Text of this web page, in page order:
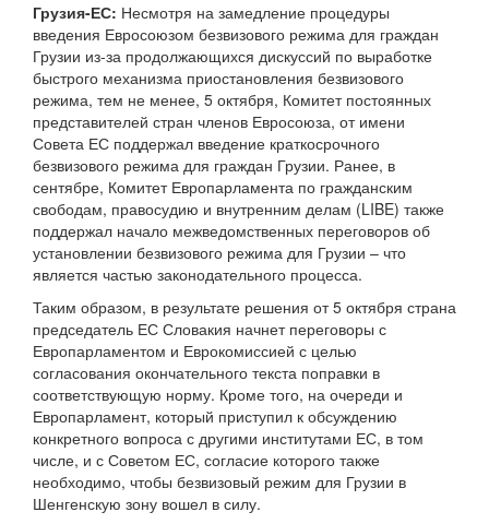
Грузия-ЕС: Несмотря на замедление процедуры
введения Евросоюзом безвизового режима для граждан
Грузии из-за продолжающихся дискуссий по выработке
быстрого механизма приостановления безвизового
режима, тем не менее, 5 октября, Комитет постоянных
представителей стран членов Евросоюза, от имени
Совета ЕС поддержал введение краткосрочного
безвизового режима для граждан Грузии. Ранее, в
сентябре, Комитет Европарламента по гражданским
свободам, правосудию и внутренним делам (LIBE) также
поддержал начало межведомственных переговоров об
установлении безвизового режима для Грузии – что
является частью законодательного процесса.
Таким образом, в результате решения от 5 октября страна
председатель ЕС Словакия начнет переговоры с
Европарламентом и Еврокомиссией с целью
согласования окончательного текста поправки в
соответствующую норму. Кроме того, на очереди и
Европарламент, который приступил к обсуждению
конкретного вопроса с другими институтами ЕС, в том
числе, и с Советом ЕС, согласие которого также
необходимо, чтобы безвизовый режим для Грузии в
Шенгенскую зону вошел в силу.